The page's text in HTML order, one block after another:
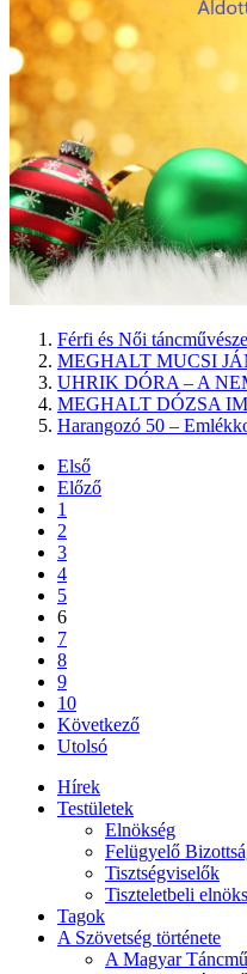
Férfi és Női
MEGHALT MUCSI
UHRIK DÓRA – A
MEGHALT DÓZSA
Harangozó 50 –
Első
Előző
1
2
3
4
5
6
7
8
9
10
Következő
Utolsó
Hírek
Testületek
Elnökség
Felügyelő
Tisztségviselők
Tiszteletbeli
Tagok
A Szövetség története
A Magyar